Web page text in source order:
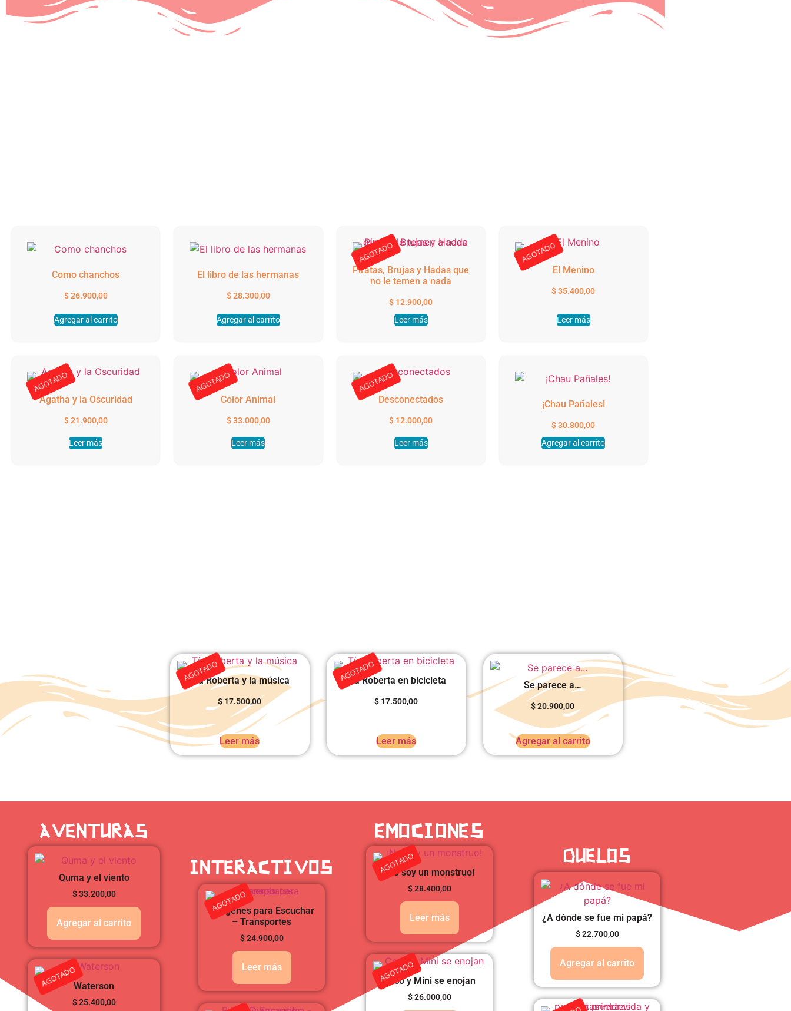
Como chanchos
$26.900,00
Agregar al carrito
El libro de las hermanas
$28.300,00
Agregar al carrito
AGOTADO
Piratas, Brujas y Hadas que
no le temen a nada
$ 12.900,00
Leer más
AGOTADO
El Menino
$35.400,00
Leer más
AGOTADO
Agatha y la Oscuridad
$21.900,00
Leer más
AGOTADO
Color Animal
$33.000,00
Leer más
AGOTADO
Desconectados
$ 12.000,00
Leer más
¡Chau Pañales!
$30.800,00
Agregar al carrito
AGOTADO
Tía Roberta y la música
$ 17.500,00
Leer más
AGOTADO
Tía Roberta en bicicleta
$ 17.500,00
Leer más
Se parece a…
$20.900,00
Agregar al carrito
AVENTURAS
Quma y el viento
$33.200,00
Agregar al carrito
AGOTADOWaterson
$25.400,00
INTERACTIVOS
AGOTADO
Imágenes para Escuchar
– Transportes
$24.900,00
Leer más
EMOCIONES
AGOTADO
¡No soy un monstruo!
$28.400,00
Leer más
AGOTADO
Coco y Mini se enojan
$26.000,00
DUELOS
¿A dónde se fue mi papá?
$22.700,00
Agregar al carrito